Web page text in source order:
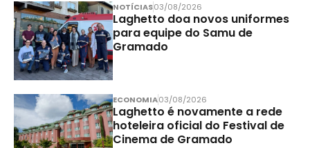
NOTÍCIAS03/08/2026
Laghetto doa novos uniformes
para equipe do Samu de
Gramado
ECONOMIA03/08/2026
Laghetto é novamente a rede
hoteleira oficial do Festival de
Cinema de Gramado